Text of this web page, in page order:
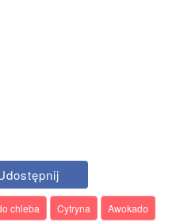
chleba Cytryna Awokado